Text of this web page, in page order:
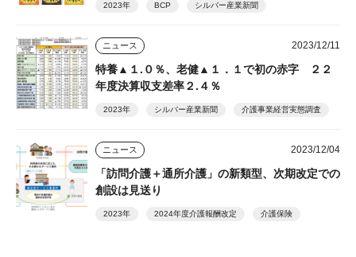
2023年 BCP シルバー産業新聞
ニュース 2023/12/11
特養▲１.０％、老健▲１．１で初の赤字 ２２
年度決算収支差率２.４％
2023年 シルバー産業新聞 介護事業経営実態調査
ニュース 2023/12/04
「訪問介護＋通所介護」の新類型、次期改定での
創設は見送り
2023年 2024年度介護報酬改定 介護保険